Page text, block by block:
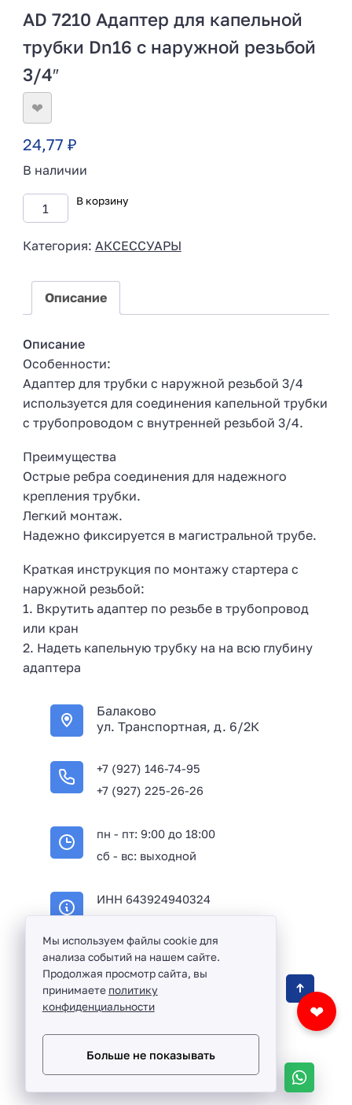
AD 7210 Адаптер для капельной
трубки Dn16 с наружной резьбой
3/4″
❤
24,77 ₽
В наличии
В корзину
Категория: АКСЕССУАРЫ
Описание
Описание
Особенности:
Адаптер для трубки с наружной резьбой 3/4
используется для соединения капельной трубки
с трубопроводом с внутренней резьбой 3/4.
Преимущества
Острые ребра соединения для надежного
крепления трубки.
Легкий монтаж.
Надежно фиксируется в магистральной трубе.
Краткая инструкция по монтажу стартера с
наружной резьбой:
1. Вкрутить адаптер по резьбе в трубопровод
или кран
2. Надеть капельную трубку на на всю глубину
адаптера
Балаково
ул. Транспортная, д. 6/2К
+7 (927) 146-74-95
+7 (927) 225-26-26
пн - пт: 9:00 до 18:00
сб - вс: выходной
ИНН 643924940324
❤
Оптовая продажа сантехники и комплектующих
в Балаково и Саратовской области ©
Разработка сайта и дизайн:revtail.ru
Мы используем файлы cookie для
анализа событий на нашем сайте.
Продолжая просмотр сайта, вы
принимаете политику
конфиденциальности
Больше не показывать